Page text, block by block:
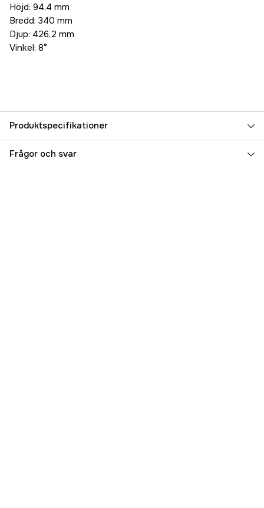
Höjd: 94,4 mm
Bredd: 340 mm
Djup: 426,2 mm
Vinkel: 8°
Produktspecifikationer
Referensnummer 5000083870
Frågor och svar